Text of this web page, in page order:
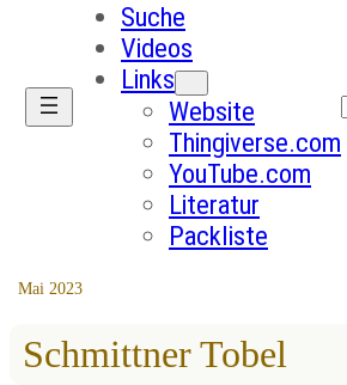
Suche
Videos
Links
Website
Thingiverse.com
YouTube.com
Literatur
Packliste
Mai 2023
Schmittner Tobel